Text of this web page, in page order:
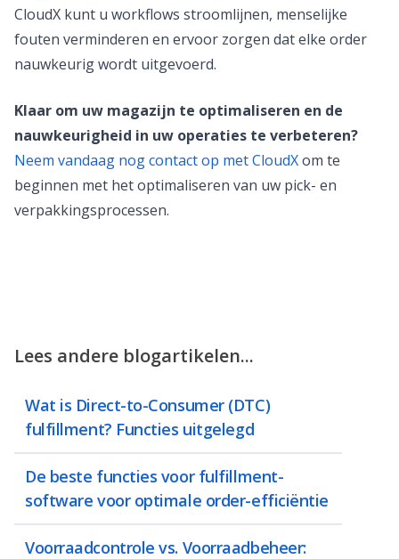
CloudX kunt u workflows stroomlijnen, menselijke
fouten verminderen en ervoor zorgen dat elke order
nauwkeurig wordt uitgevoerd.
Klaar om uw magazijn te optimaliseren en de
nauwkeurigheid in uw operaties te verbeteren?
Neem vandaag nog contact op met CloudXom te
beginnen met het optimaliseren van uw pick- en
verpakkingsprocessen.
Lees andere blogartikelen...
Wat is Direct-to-Consumer (DTC)
fulfillment? Functies uitgelegd
De beste functies voor fulfillment-
software voor optimale order-efficiëntie
Voorraadcontrole vs. Voorraadbeheer: